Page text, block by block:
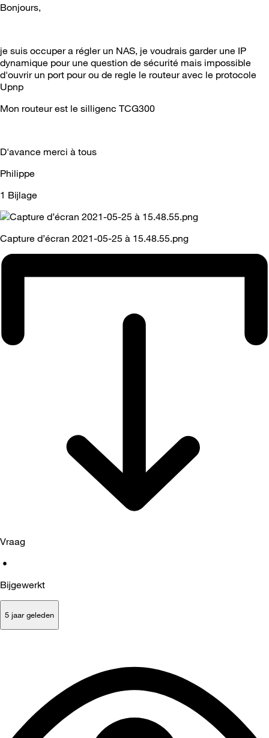
Bonjours,
je suis occuper a régler un NAS, je voudrais garder une IP
dynamique pour une question de sécurité mais impossible
d'ouvrir un port pour ou de regle le routeur avec le protocole
Upnp
Mon routeur est le silligenc TCG300
D'avance merci à tous
Philippe
1 Bijlage
Capture d’écran 2021-05-25 à 15.48.55.png
Vraag
•
Bijgewerkt
5 jaar geleden